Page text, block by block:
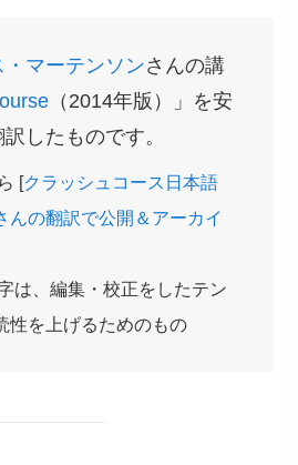
・マーテンソンさんの講
（2014年版）」を安
したものです。
[クラッシュコース日本語
んの翻訳で公開＆アーカイ
は、編集・校正をしたテン
性を上げるためのもの